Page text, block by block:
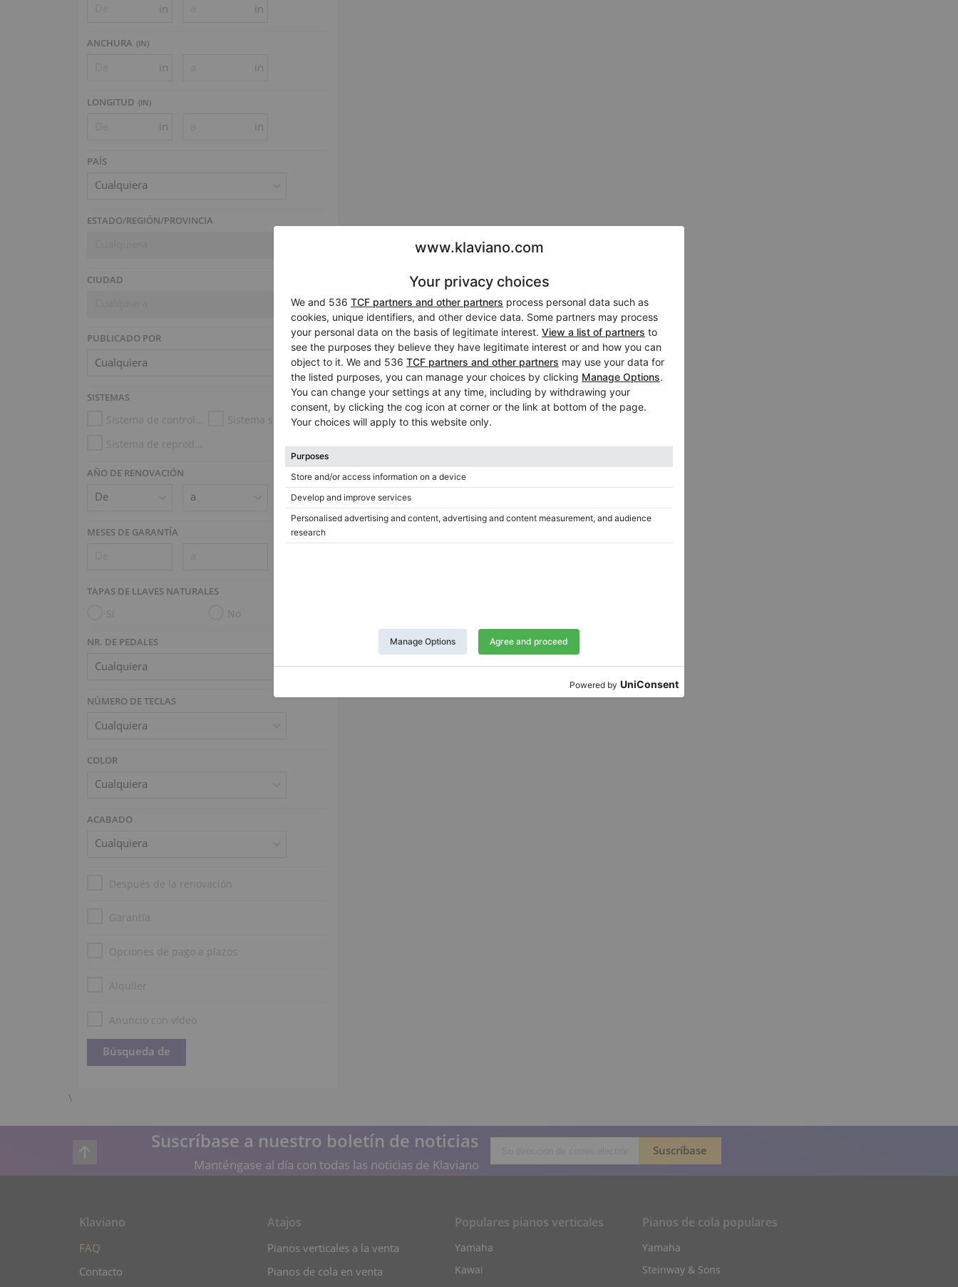
in in
ANCHURA (IN)
in in
LONGITUD (IN)
in in
PAÍS
Cualquiera
ESTADO/REGIÓN/PROVINCIA
CIUDAD
PUBLICADO POR
SISTEMAS
Sistema de control de la humedad
Sistema silencioso
Sistema de reproducción (e.g. Disklavier, PianoDisc)
AÑO DE RENOVACIÓN
MESES DE GARANTÍA
TAPAS DE LLAVES NATURALES
Sí No
NR. DE PEDALES
NÚMERO DE TECLAS
COLOR
ACABADO
Después de la renovación
Garantía
Opciones de pago a plazos
Alquiler
Anuncio con vídeo
\
Suscríbase a nuestro boletín de noticias
Manténgase al día con todas las noticias de Klaviano
Klaviano
FAQ
Contacto
Atajos
Pianos verticales a la venta
Pianos de cola en venta
Populares pianos verticales
Yamaha
Kawai
Pianos de cola populares
Yamaha
Steinway & Sons